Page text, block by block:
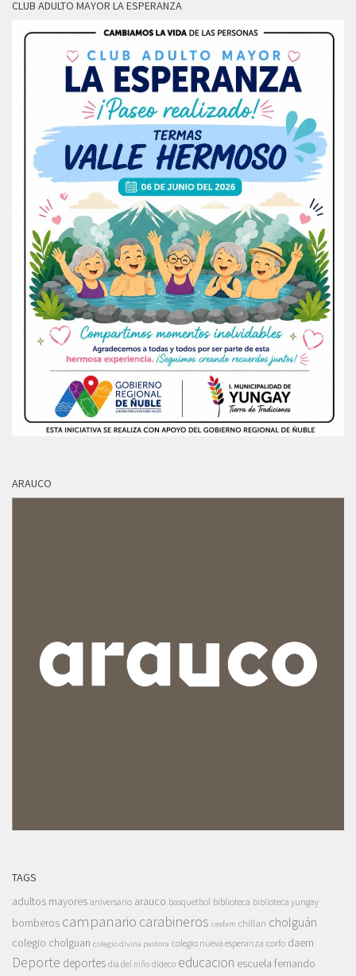
CLUB ADULTO MAYOR LA ESPERANZA
ARAUCO
TAGS
adultos mayores aniversario arauco basquetbol biblioteca biblioteca yungay
bomberos campanario carabineros cesfam chillan cholguán
colegio cholguan colegio divina pastora colegio nueva esperanza corfo daem
Deporte deportes dia del niño dideco educacion escuela fernando